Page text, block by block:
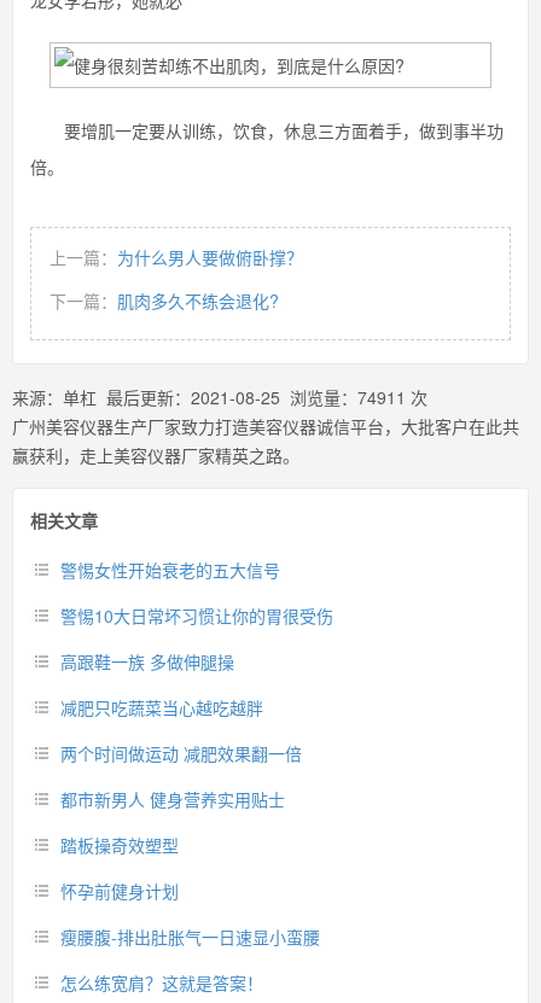
要增肌一定要从训练，饮食，休息三方面着手，做到事半功
倍。
上一篇： 为什么男人要做俯卧撑？
下一篇： 肌肉多久不练会退化?
来源： 单杠 最后更新： 2021-08-25 浏览量： 74911 次
广州美容仪器生产厂家致力打造美容仪器诚信平台，大批客户在此共
赢获利，走上美容仪器厂家精英之路。
相关文章
警惕女性开始衰老的五大信号
警惕10大日常坏习惯让你的胃很受伤
高跟鞋一族 多做伸腿操
减肥只吃蔬菜当心越吃越胖
两个时间做运动 减肥效果翻一倍
都市新男人 健身营养实用贴士
踏板操奇效塑型
怀孕前健身计划
瘦腰腹-排出肚胀气一日速显小蛮腰
怎么练宽肩？这就是答案！